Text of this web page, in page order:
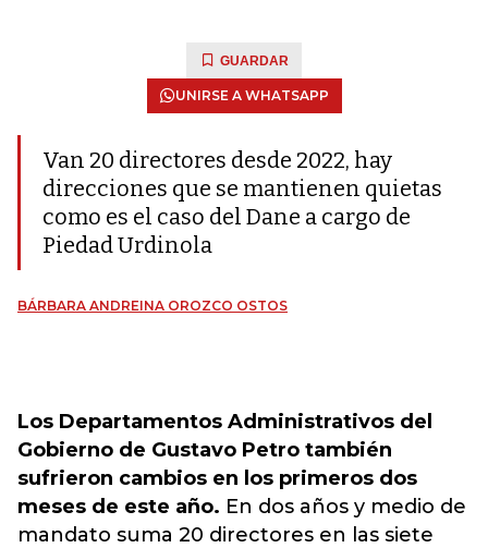
GUARDAR
UNIRSE A WHATSAPP
Van 20 directores desde 2022, hay
direcciones que se mantienen quietas
como es el caso del Dane a cargo de
Piedad Urdinola
BÁRBARA ANDREINA OROZCO OSTOS
Los Departamentos Administrativos del
Gobierno de Gustavo Petro también
sufrieron cambios en los primeros dos
meses de este año. En dos años y medio de
mandato suma 20 directores en las siete